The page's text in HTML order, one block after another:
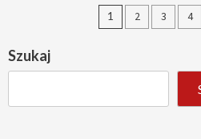
1 2 3 4
Szukaj